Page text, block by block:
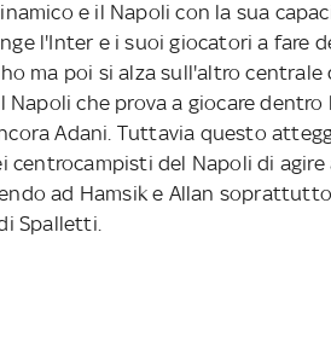
e il Napoli con la sua
l'Inter e i suoi giocatori a fare
ma poi si alza sull'altro centrale
che prova a giocare dentro
Adani. Tuttavia questo
centrocampisti del Napoli di agire
ad Hamsik e Allan
Spalletti.